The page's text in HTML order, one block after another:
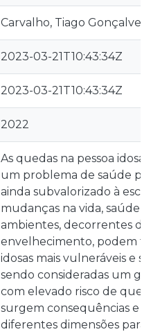
Carvalho, Tiago Gonçalves
2023-03-21T10:43:34Z
2023-03-21T10:43:34Z
2022
As quedas na pessoa idosa
um problema de saúde
ainda subvalorizado à
mudanças na vida, saúde,
ambientes, decorrentes
envelhecimento, podem
idosas mais vulneráveis e
sendo consideradas um
com elevado risco de
surgem consequências e
diferentes dimensões para